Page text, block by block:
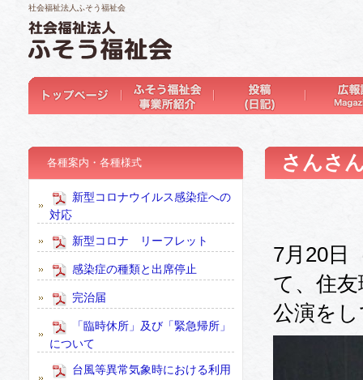
社会福祉法人ふそう福祉会
さんさ
7月20日
て、住
公演を
各種案内・各種様式
新型コロナウイルス感染症への
対応
新型コロナ リーフレット
感染症の種類と出席停止
完治届
「臨時休所」及び「緊急帰所」
について
台風等異常気象時における利用